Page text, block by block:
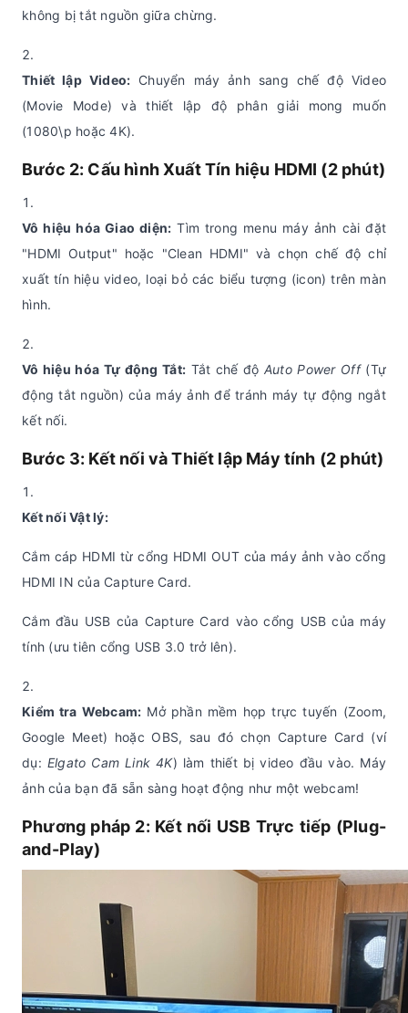
không bị tắt nguồn giữa chừng.
Thiết lập Video: Chuyển máy ảnh sang chế độ Video
(Movie Mode) và thiết lập độ phân giải mong muốn
(1080\p hoặc 4K).
Bước 2: Cấu hình Xuất Tín hiệu HDMI (2 phút)
Vô hiệu hóa Giao diện: Tìm trong menu máy ảnh cài đặt
"HDMI Output" hoặc "Clean HDMI" và chọn chế độ chỉ
xuất tín hiệu video, loại bỏ các biểu tượng (icon) trên màn
hình.
Vô hiệu hóa Tự động Tắt: Tắt chế độ Auto Power Off(Tự
động tắt nguồn) của máy ảnh để tránh máy tự động ngắt
kết nối.
Bước 3: Kết nối và Thiết lập Máy tính (2 phút)
Kết nối Vật lý:
Cắm cáp HDMI từ cổng HDMI OUT của máy ảnh vào cổng
HDMI IN của Capture Card.
Cắm đầu USB của Capture Card vào cổng USB của máy
tính (ưu tiên cổng USB 3.0 trở lên).
Kiểm tra Webcam: Mở phần mềm họp trực tuyến (Zoom,
Google Meet) hoặc OBS, sau đó chọn Capture Card (ví
dụ: Elgato Cam Link 4K) làm thiết bị video đầu vào. Máy
ảnh của bạn đã sẵn sàng hoạt động như một webcam!
Phương pháp 2: Kết nối USB Trực tiếp (Plug-
and-Play)